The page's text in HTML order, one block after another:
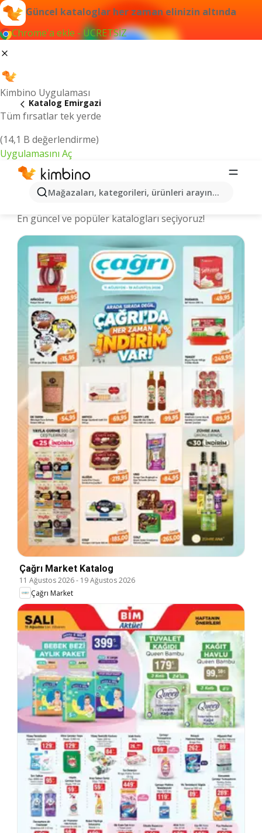
Güncel kataloglar her zaman elinizin altında
Chrome'a ekle - ÜCRETSİZ
Kimbino Uygulaması
Tüm fırsatlar tek yerde
(14,1 B değerlendirme)
Uygulamasını Aç
Mağazaları, kategorileri, ürünleri arayın...
Katalog Emirgazi
Emirgazi şehrinde kataloglar ve
En güncel ve popüler katalogları seçiyoruz!
Çağrı Market Katalog
11 Ağustos 2026- 19 Ağustos 2026
Çağrı Market